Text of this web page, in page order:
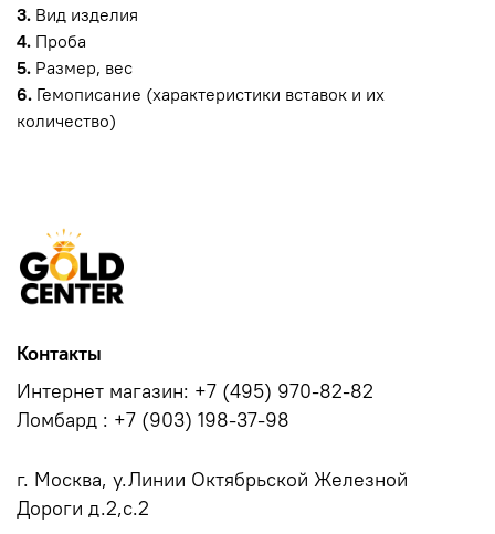
3. Вид изделия
4. Проба
5. Размер, вес
6. Гемописание (характеристики вставок и их
количество)
Контакты
Интернет магазин: +7 (495) 970-82-82
Ломбард : +7 (903) 198-37-98
г. Москва, у.Линии Октябрьской Железной
Дороги д.2,с.2